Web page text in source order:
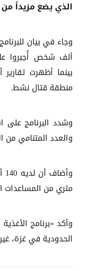
الذي يضع مزيداً
ألف شخص أُجبروا
منطقة قتال نشط.
وشدد البرنامج على
والعدد المتنامي من
متري من المساعدات
وأكد «برنامج
الحدودية في غزة،